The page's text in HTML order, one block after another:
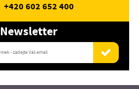
+420 602 652 400
Newsletter